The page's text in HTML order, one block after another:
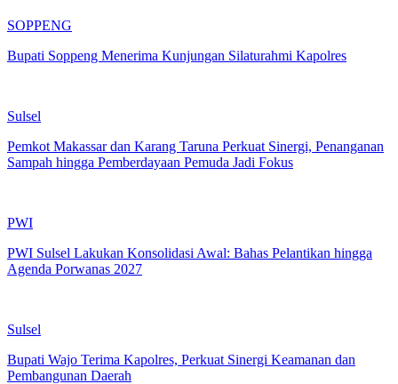
SOPPENG
Bupati Soppeng Menerima Kunjungan Silaturahmi Kapolres
Sulsel
Pemkot Makassar dan Karang Taruna Perkuat Sinergi, Penanganan
Sampah hingga Pemberdayaan Pemuda Jadi Fokus
PWI
PWI Sulsel Lakukan Konsolidasi Awal: Bahas Pelantikan hingga
Agenda Porwanas 2027
Sulsel
Bupati Wajo Terima Kapolres, Perkuat Sinergi Keamanan dan
Pembangunan Daerah